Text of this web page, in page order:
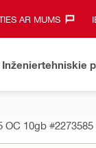
AR MUMS‎
Inženiertehniskie
OC 10gb #2273585